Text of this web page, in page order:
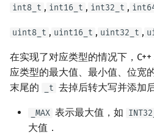
int8_t , int16_t , int32_t ,
uint8_t , uint16_t , uint32_t ,
在实现了对应类型的情况下，
应类型的最大值、最小值、位宽
末尾的
_t 去掉后转大写并添加
_MAX 表示最大值，如
大值．